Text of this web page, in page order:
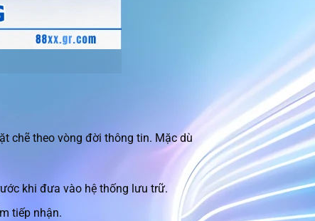
chẽ theo vòng đời thông tin. Mặc dù
khi đưa vào hệ thống lưu trữ.
tiếp nhận.